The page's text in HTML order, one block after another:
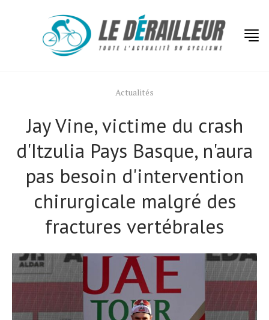
Actualités
Jay Vine, victime du crash
d'Itzulia Pays Basque, n'aura
pas besoin d'intervention
chirurgicale malgré des
fractures vertébrales